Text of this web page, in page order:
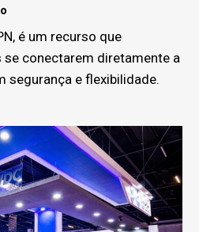
é um recurso que
conectarem diretamente a
e flexibilidade.